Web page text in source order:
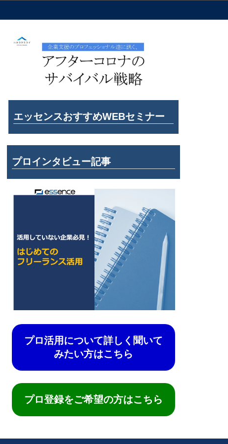
エッセンスおすすめWEBセミナー
プロインタビュー記事
プロ活用について詳しく聞いて
みたい方はこちら
プロ登録をご希望の方はこちら